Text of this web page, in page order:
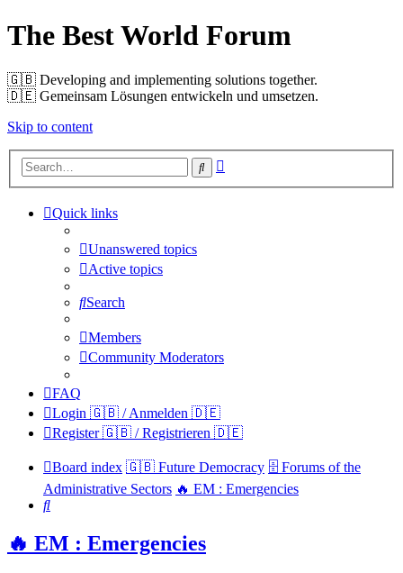
The Best World Forum
🇬🇧️ Developing and implementing solutions together.
🇩🇪️ Gemeinsam Lösungen entwickeln und umsetzen.
Skip to content
Search
Quick links
Unanswered topics
Active topics
Search
Members
Community Moderators
FAQ
Login 🇬🇧 / Anmelden 🇩🇪
Register 🇬🇧 / Registrieren 🇩🇪
Board index 🇬🇧 Future Democracy 🗄️ Forums of the
Administrative Sectors 🔥 EM : Emergencies
Search
🔥 EM : Emergencies